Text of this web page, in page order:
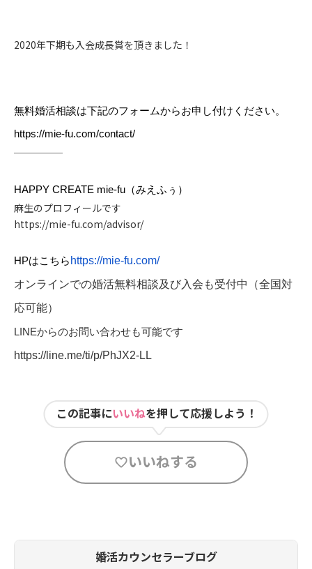
2020年下期も入会成長賞を頂きました！
無料婚活相談は下記のフォームからお申し付けください。
https://mie-fu.com/contact/
─────
HAPPY CREATE mie-fu（みえふぅ）
麻生のプロフィールです
https://mie-fu.com/advisor/
HPはこちら https://mie-fu.com/
オンラインでの婚活無料相談及び入会も受付中（全国対
応可能）
LINEからのお問い合わせも可能です
https://line.me/ti/p/PhJX2-LL
この記事にいいねを押して応援しよう！
いいねする
婚活カウンセラーブログ